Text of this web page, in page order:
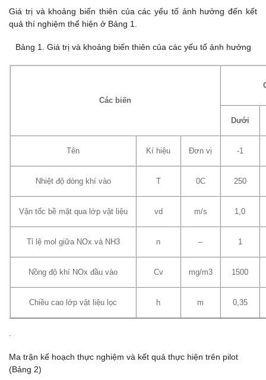
Giá trị và khoảng biến thiên của các yếu tố ảnh hưởng đến kết
quả thí nghiệm thể hiện ở Bảng 1.
Bảng 1. Giá trị và khoảng biến thiên của các yếu tố ảnh hưởng
Các biến
Dưới
Tên Kí hiệu Đơn vị -1
Nhiệt độ dòng khí vào T 0C 250
Vận tốc bề mặt qua lớp vật liệu vd m/s 1,0
Tỉ lệ mol giữa NOx và NH3 n – 1
Nồng độ khí NOx đầu vào Cv mg/m3 1500
Chiều cao lớp vật liệu lọc h m 0,35
.
Ma trận kế hoạch thực nghiệm và kết quả thực hiện trên pilot
(Bảng 2)